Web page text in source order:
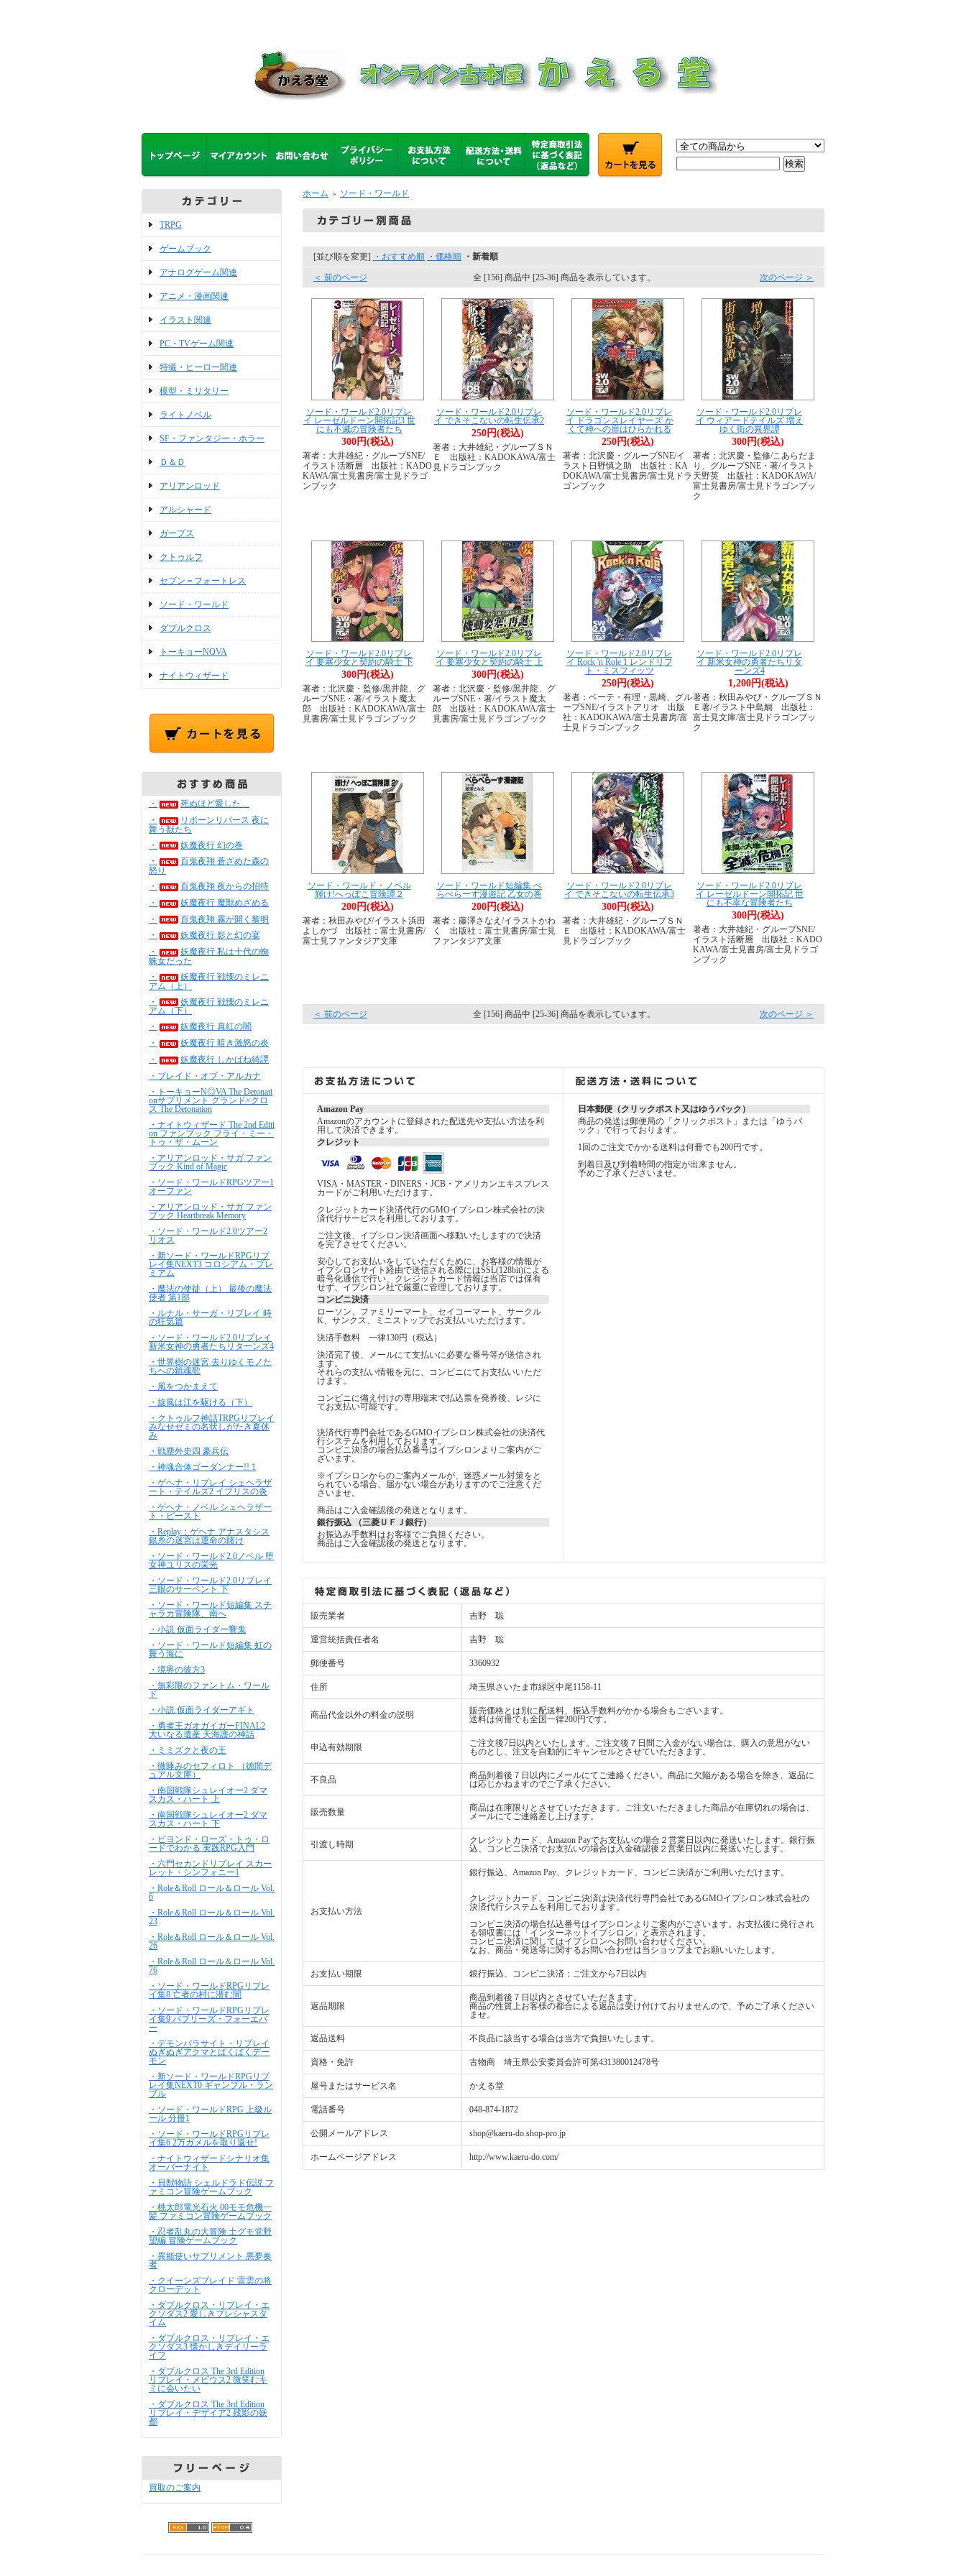
TRPG
ゲームブック
アナログゲーム関連
アニメ・漫画関連
イラスト関連
PC・TVゲーム関連
特撮・ヒーロー関連
模型・ミリタリー
ライトノベル
SF・ファンタジー・ホラー
Ｄ＆Ｄ
アリアンロッド
アルシャード
ガープス
クトゥルフ
セブン＝フォートレス
ソード・ワールド
ダブルクロス
トーキョーNOVA
ナイトウィザード
・
死ぬほど愛した…
・
リボーンリバース 夜に
舞う獣たち
・
妖魔夜行 幻の巻
・
百鬼夜翔 蒼ざめた森の
怒り
・
百鬼夜翔 夜からの招待
・
妖魔夜行 魔獣めざめる
・
百鬼夜翔 霧が開く黎明
・
妖魔夜行 影と幻の宴
・
妖魔夜行 私は十代の蜘
蛛女だった
・
妖魔夜行 戦慄のミレニ
アム（上）
・
妖魔夜行 戦慄のミレニ
アム（下）
・
妖魔夜行 真紅の闇
・
妖魔夜行 暗き激怒の炎
・
妖魔夜行 しかばね綺譚
・ブレイド・オブ・アルカナ
・トーキョーN◎VA The Detonati
onサプリメント グランド×クロ
ス The Detonation
・ナイトウィザード The 2nd Editi
on ファンブック フライ・ミー・
トゥ・ザ・ムーン
・アリアンロッド・サガ ファン
ブック Kind of Magic
・ソード・ワールドRPGツアー1
オーファン
・アリアンロッド・サガ ファン
ブック Heartbreak Memory
・ソード・ワールド2.0ツアー2
リオス
・新ソード・ワールドRPGリプ
レイ集NEXT3 コロシアム・プレ
ミアム
・魔法の使徒（上） 最後の魔法
使者 第1部
・ルナル・サーガ・リプレイ 時
の狂気篇
・ソード・ワールド2.0リプレイ
新米女神の勇者たちリターンズ4
・世界樹の迷宮 去りゆくモノた
ちへの鎮魂歌
・風をつかまえて
・旋風は江を駆ける（下）
・クトゥルフ神話TRPGリプレイ
みなせゼミの名状しがたき夏休
み
・戦塵外史四 豪兵伝
・神魂合体ゴーダンナー!! 1
・ゲヘナ・リプレイ シェヘラザ
ート・テイルズ2 イブリスの炎
・ゲヘナ・ノベル シェヘラザー
ト・ビースト
・Replay：ゲヘナ アナスタシス
銀糸の迷宮は運命の賭け
・ソード・ワールド2.0ノベル 堕
女神ユリスの栄光
・ソード・ワールド2.0リプレイ
三眼のサーペント 下
・ソード・ワールド短編集 スチ
ャラカ冒険隊、南へ
・小説 仮面ライダー響鬼
・ソード・ワールド短編集 虹の
舞う海に
・境界の彼方3
・無彩限のファントム・ワール
ド
・小説 仮面ライダーアギト
・勇者王ガオガイガーFINAL2
大いなる遺産 天海護の神話
・ミミズクと夜の王
・微睡みのセフィロト （徳間デ
ュアル文庫）
・南国戦隊シュレイオー2 ダマ
スカス・ハート 上
・南国戦隊シュレイオー2 ダマ
スカス・ハート 下
・ビヨンド・ローズ・トゥ・ロ
ードでわかる 実践RPG入門
・六門セカンドリプレイ スカー
レット・シンフォニー1
・Role＆Roll ロール＆ロール Vol.
6
・Role＆Roll ロール＆ロール Vol.
23
・Role＆Roll ロール＆ロール Vol.
26
・Role＆Roll ロール＆ロール Vol.
76
・ソード・ワールドRPGリプレ
イ集8 亡者の村に潜む闇
・ソード・ワールドRPGリプレ
イ集9 バブリーズ・フォーエバ
ー
・デモンパラサイト・リプレイ
ぬぎぬぎアクマとぱくぱくデー
モン
・新ソード・ワールドRPGリプ
レイ集NEXT0 ギャンブル・ラン
ブル
・ソード・ワールドRPG 上級ル
ール 分冊1
・ソード・ワールドRPGリプレ
イ集6 2万ガメルを取り返せ!
・ナイトウィザードシナリオ集
オーバーナイト
・貝獣物語 シェルドラド伝説 フ
ァミコン冒険ゲームブック
・桃太郎電光石火 00モモ危機一
髪 ファミコン冒険ゲームブック
・忍者乱丸の大冒険 土グモ党野
望編 冒険ゲームブック
・異能使いサプリメント 悪夢奏
者
・クイーンズブレイド 雷雲の将
クローデット
・ダブルクロス・リプレイ・エ
クソダス2 愛しきプレシャスタ
イム
・ダブルクロス・リプレイ・エ
クソダス3 懐かしきデイリーラ
イフ
・ダブルクロス The 3rd Edition
リプレイ・メビウス2 微笑むキ
ミに会いたい
・ダブルクロス The 3rd Edition
リプレイ・デザイア2 残影の妖
都
買取のご案内
ホーム ＞ ソード・ワールド
[並び順を変更] ・おすすめ順 ・価格順 ・新着順
＜ 前のページ 全 [156] 商品中 [25-36] 商品を表示しています。 次のページ ＞
ソード・ワールド2.0リプレ
イ レーゼルドーン開拓記3 世
にも不滅の冒険者たち
300円(税込)
著者：大井雄紀・グループSNE/
イラスト活断層 出版社：KADO
KAWA/富士見書房/富士見ドラゴ
ンブック
ソード・ワールド2.0リプレ
イ できそこないの転生伝承2
250円(税込)
著者：大井雄紀・グループＳＮ
Ｅ 出版社：KADOKAWA/富士
見ドラゴンブック
ソード・ワールド2.0リプレ
イ ドラゴンスレイヤーズ か
くて神への扉はひらかれる
250円(税込)
著者：北沢慶・グループSNE/イ
ラスト日野慎之助 出版社：KA
DOKAWA/富士見書房/富士見ドラ
ゴンブック
ソード・ワールド2.0リプレ
イ ウィアードテイルズ 増え
ゆく街の異界譚
300円(税込)
著者：北沢慶・監修/こあらだま
り、グループSNE・著/イラスト
天野英 出版社：KADOKAWA/
富士見書房/富士見ドラゴンブッ
ク
ソード・ワールド2.0リプレ
イ 要塞少女と契約の騎士 下
300円(税込)
著者：北沢慶・監修/黒井龍、グ
ループSNE・著/イラスト魔太
郎 出版社：KADOKAWA/富士
見書房/富士見ドラゴンブック
ソード・ワールド2.0リプレ
イ 要塞少女と契約の騎士 上
300円(税込)
著者：北沢慶・監修/黒井龍、グ
ループSNE・著/イラスト魔太
郎 出版社：KADOKAWA/富士
見書房/富士見ドラゴンブック
ソード・ワールド2.0リプレ
イ Rock 'n Role 1 レンドリフ
ト・ミスフィッツ
250円(税込)
著者：ベーテ・有理・黒崎、グル
ープSNE/イラストアリオ 出版
社：KADOKAWA/富士見書房/富
士見ドラゴンブック
ソード・ワールド2.0リプレ
イ 新米女神の勇者たちリタ
ーンズ4
1,200円(税込)
著者：秋田みやび・グループＳＮ
Ｅ著/イラスト中島鯛 出版社：
富士見文庫/富士見ドラゴンブッ
ク
ソード・ワールド・ノベル
輝け!へっぽこ冒険譚２
200円(税込)
著者：秋田みやび/イラスト浜田
よしかづ 出版社：富士見書房/
富士見ファンタジア文庫
ソード・ワールド短編集 ぺ
らぺらーず漫遊記 乙女の巻
200円(税込)
著者：藤澤さなえ/イラストかわ
く 出版社：富士見書房/富士見
ファンタジア文庫
ソード・ワールド2.0リプレ
イ できそこないの転生伝承3
300円(税込)
著者：大井雄紀・グループＳＮ
Ｅ 出版社：KADOKAWA/富士
見ドラゴンブック
ソード・ワールド2.0リプレ
イ レーゼルドーン開拓記 世
にも不幸な冒険者たち
300円(税込)
著者：大井雄紀・グループSNE/
イラスト活断層 出版社：KADO
KAWA/富士見書房/富士見ドラゴ
ンブック
＜ 前のページ 全 [156] 商品中 [25-36] 商品を表示しています。 次のページ ＞
Amazon Pay
Amazonのアカウントに登録された配送先や支払い方法を利
用して決済できます。
クレジット
VISA・MASTER・DINERS・JCB・アメリカンエキスプレス
カードがご利用いただけます。
クレジットカード決済代行のGMOイプシロン株式会社の決
済代行サービスを利用しております。
ご注文後、イプシロン決済画面へ移動いたしますので決済
を完了させてください。
安心してお支払いをしていただくために、お客様の情報が
イプシロンサイト経由で送信される際にはSSL(128bit)による
暗号化通信で行い、クレジットカード情報は当店では保有
せず、イプシロン社で厳重に管理しております。
コンビニ決済
ローソン、ファミリーマート、セイコーマート、サークル
K、サンクス、ミニストップでお支払いいただけます。
決済手数料 一律130円（税込）
決済完了後、メールにて支払いに必要な番号等が送信され
ます。
それらの支払い情報を元に、コンビニにてお支払いいただ
けます。
コンビニに備え付けの専用端末で払込票を発券後、レジに
てお支払い可能です。
決済代行専門会社であるGMOイプシロン株式会社の決済代
行システムを利用しております。
コンビニ決済の場合払込番号はイプシロンよりご案内がご
ざいます。
※イプシロンからのご案内メールが、迷惑メール対策をと
られている場合、届かない場合がありますのでご注意くだ
さいませ。
商品はご入金確認後の発送となります。
銀行振込 （三菱ＵＦＪ銀行）
お振込み手数料はお客様でご負担ください。
商品はご入金確認後の発送となります。
日本郵便（クリックポスト又はゆうパック）
商品の発送は郵便局の「クリックポスト」または「ゆうパ
ック」で行っております。
1回のご注文でかかる送料は何冊でも200円です。
到着日及び到着時間の指定が出来ません。
予めご了承くださいませ。
販売業者 吉野 聡
運営統括責任者名 吉野 聡
郵便番号 3360932
住所 埼玉県さいたま市緑区中尾1158-11
商品代金以外の料金の説明
販売価格とは別に配送料、振込手数料がかかる場合もございます。
送料は何冊でも全国一律200円です。
申込有効期限
ご注文後7日以内といたします。ご注文後７日間ご入金がない場合は、購入の意思がない
ものとし、注文を自動的にキャンセルとさせていただきます。
不良品
商品到着後７日以内にメールにてご連絡ください。商品に欠陥がある場合を除き、返品に
は応じかねますのでご了承ください。
販売数量
商品は在庫限りとさせていただきます。ご注文いただきました商品が在庫切れの場合は、
メールにてご連絡差し上げます。
引渡し時期
クレジットカード、Amazon Payでお支払いの場合２営業日以内に発送いたします。銀行振
込、コンビニ決済でお支払いの場合は入金確認後２営業日以内に発送いたします。
お支払い方法
銀行振込、Amazon Pay、クレジットカード、コンビニ決済がご利用いただけます。
クレジットカード、コンビニ決済は決済代行専門会社であるGMOイプシロン株式会社の
決済代行システムを利用しております。
コンビニ決済の場合払込番号はイプシロンよりご案内がございます。お支払後に発行され
る領収書には「インターネットイプシロン」と表示されます。
コンビニ決済に関してはイプシロンへお問い合わせください。
なお、商品・発送等に関するお問い合わせは当ショップまでお願いいたします。
お支払い期限 銀行振込、コンビニ決済：ご注文から7日以内
返品期限
商品到着後７日以内とさせていただきます。
商品の性質上お客様の都合による返品は受け付けておりませんので、予めご了承ください
ませ。
返品送料 不良品に該当する場合は当方で負担いたします。
資格・免許 古物商 埼玉県公安委員会許可第431380012478号
屋号またはサービス名 かえる堂
電話番号 048-874-1872
公開メールアドレス shop@kaeru-do.shop-pro.jp
ホームページアドレス http://www.kaeru-do.com/